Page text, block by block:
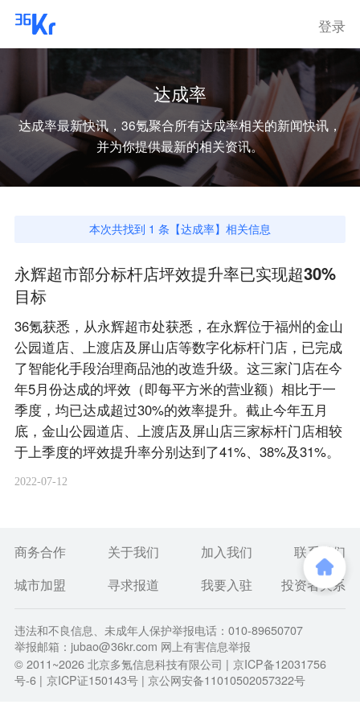
登录
达成率
达成率最新快讯，36氪聚合所有达成率相关的新闻快讯，
并为你提供最新的相关资讯。
本次共找到 1 条【达成率】相关信息
永辉超市部分标杆店坪效提升率已实现超30%
目标
36氪获悉，从永辉超市处获悉，在永辉位于福州的金山
公园道店、上渡店及屏山店等数字化标杆门店，已完成
了智能化手段治理商品池的改造升级。这三家门店在今
年5月份达成的坪效（即每平方米的营业额）相比于一
季度，均已达成超过30%的效率提升。截止今年五月
底，金山公园道店、上渡店及屏山店三家标杆门店相较
于上季度的坪效提升率分别达到了41%、38%及31%。
2022-07-12
商务合作 关于我们 加入我们
联系我们
城市加盟
寻求报道 我要入驻 投资者关系
违法和不良信息、未成年人保护举报电话：010-89650707
举报邮箱：jubao@36kr.com 网上有害信息举报
© 2011~2026北京多氪信息科技有限公司 | 京ICP备12031756
号-6 | 京ICP证150143号 | 京公网安备11010502057322号